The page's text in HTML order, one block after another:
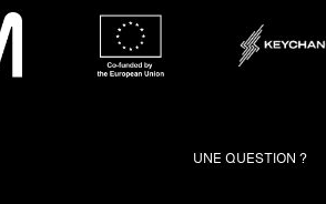
UNE QUESTION ?